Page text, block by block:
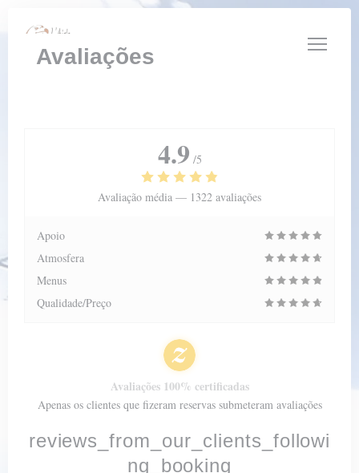
Painel de Gerenciamento de Cookies
Avaliações
reviews_from_our_clients_followi
ng_booking
4.9 /5
Avaliação média — 1322 avaliações
Apoio
Atmosfera
Menus
Qualidade/Preço
Avaliações 100% certificadas
Apenas os clientes que fizeram reservas submeteram avaliações